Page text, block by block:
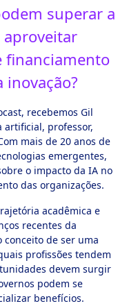
superar a
aproveitar
financiamento
recebemos Gil
professor,
mais de 20 anos de
emergentes,
o impacto da IA no
das organizações.
acadêmica e
recentes da
de ser uma
profissões tendem
devem surgir
podem se
benefícios.